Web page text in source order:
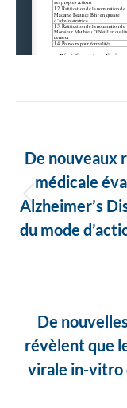
des
articles
De nouveaux
médicale
Alzheimer’s
du mode
De
révèlent que
virale in-vitro